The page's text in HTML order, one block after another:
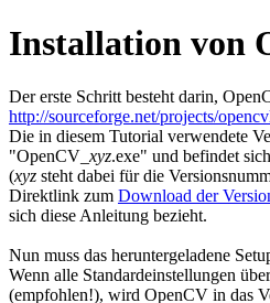
Installation von
Der erste Schritt besteht darin,
http://sourceforge.net/projects/
Die in diesem Tutorial verwendete
"OpenCV_ xyz.exe" und befindet
(xyz steht dabei für die
Direktlink zum Download der
sich diese Anleitung bezieht.
Nun muss das heruntergeladene
Wenn alle Standardeinstellungen
(empfohlen!), wird OpenCV in das